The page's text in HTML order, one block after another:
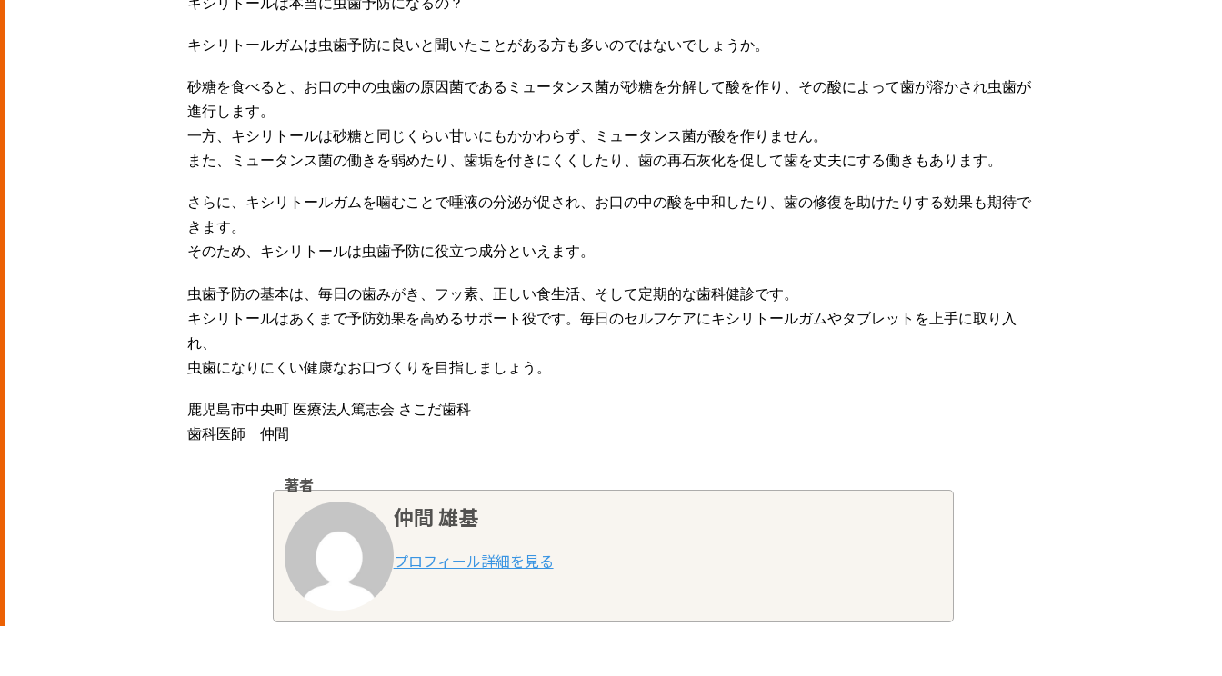
キシリトールガムは虫歯予防に良いと聞いたことがある方も多いのではないでしょうか。
砂糖を食べると、お口の中の虫歯の原因菌であるミュータンス菌が砂糖を分解して酸を作り、その酸によって歯が溶かされ虫歯が
進行します。
一方、キシリトールは砂糖と同じくらい甘いにもかかわらず、ミュータンス菌が酸を作りません。
また、ミュータンス菌の働きを弱めたり、歯垢を付きにくくしたり、歯の再石灰化を促して歯を丈夫にする働きもあります。
さらに、キシリトールガムを噛むことで唾液の分泌が促され、お口の中の酸を中和したり、歯の修復を助けたりする効果も期待で
きます。
そのため、キシリトールは虫歯予防に役立つ成分といえます。
虫歯予防の基本は、毎日の歯みがき、フッ素、正しい食生活、そして定期的な歯科健診です。
キシリトールはあくまで予防効果を高めるサポート役です。毎日のセルフケアにキシリトールガムやタブレットを上手に取り入
れ、
虫歯になりにくい健康なお口づくりを目指しましょう。
鹿児島市中央町 医療法人篤志会 さこだ歯科
歯科医師 仲間
仲間 雄基